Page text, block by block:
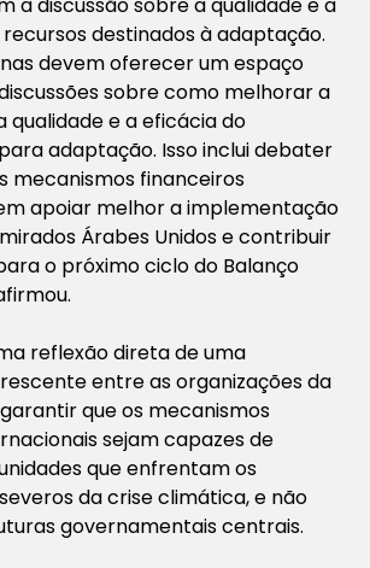
destinados à adaptação.
devem oferecer um espaço
sobre como melhorar a
qualidade e a eficácia do
adaptação. Isso inclui debater
mecanismos financeiros
apoiar melhor a implementação
Árabes Unidos e contribuir
o próximo ciclo do Balanço
reflexão direta de uma
entre as organizações da
que os mecanismos
sejam capazes de
que enfrentam os
da crise climática, e não
governamentais centrais.